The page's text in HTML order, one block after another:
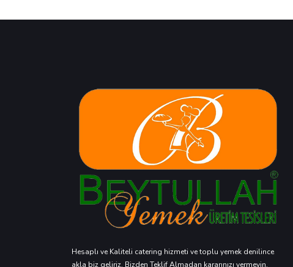
Hesaplı ve Kaliteli catering hizmeti ve toplu yemek denilince
akla biz geliriz. Bizden Teklif Almadan kararınızı vermeyin.